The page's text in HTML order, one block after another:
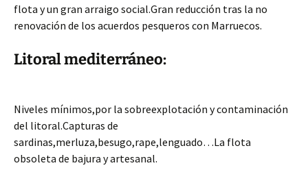
flota y un gran arraigo social.Gran reducción tras la no
renovación de los acuerdos pesqueros con Marruecos.
Litoral mediterráneo:
Niveles mínimos,por la sobreexplotación y contaminación
del litoral.Capturas de
sardinas,merluza,besugo,rape,lenguado…La flota
obsoleta de bajura y artesanal.